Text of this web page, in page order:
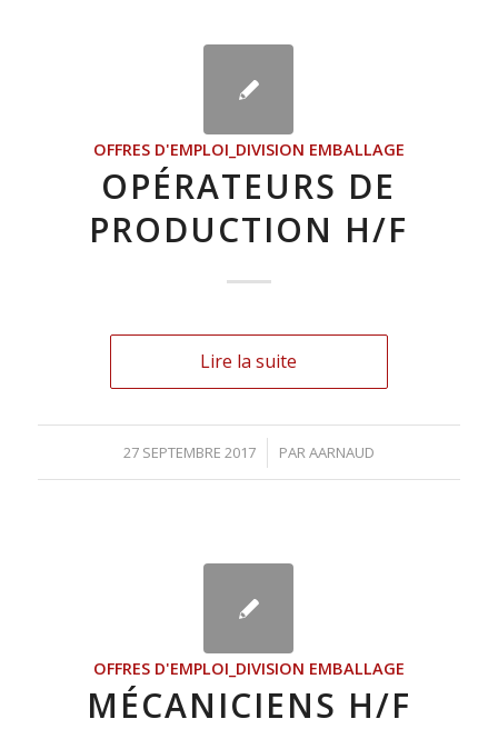
OFFRES D'EMPLOI_DIVISION EMBALLAGE
OPÉRATEURS DE
PRODUCTION H/F
Lire la suite
27 SEPTEMBRE 2017
/ PARAARNAUD
OFFRES D'EMPLOI_DIVISION EMBALLAGE
MÉCANICIENS H/F